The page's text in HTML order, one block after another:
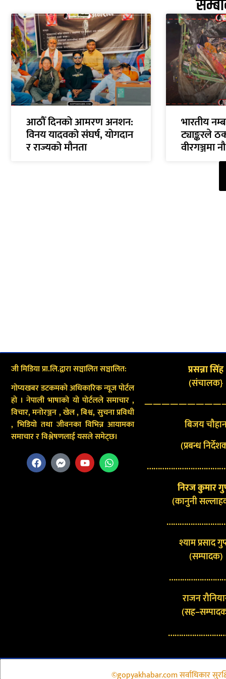
आठौँ दिनको आमरण अनशन:
विनय यादवको संघर्ष, योगदान
र राज्यको मौनता
भारतीय
ट्याङ्करले
वीरगञ्जमा
जी मिडिया प्रा.लि.द्वारा सञ्चालित सञ्चालित:
गोप्यखबर डटकमको अधिकारिक न्यूज पोर्टल
हो । नेपाली भाषाको यो पोर्टलले समाचार ,
विचार, मनोरञ्जन , खेल , बिश्व, सुचना प्रविधी
, भिडियो तथा जीवनका विभिन्न आयामका
समाचार र विश्लेषणलाई यसले समेट्छ।
प्रसन्ना सिंह
(संचालक}
बिजय
(प्रबन्ध
निरज कुमार
(कानुनी
श्याम प्रसाद
(सम्पादक)
राजन
©gopyakhabar.com सर्वाधिकार